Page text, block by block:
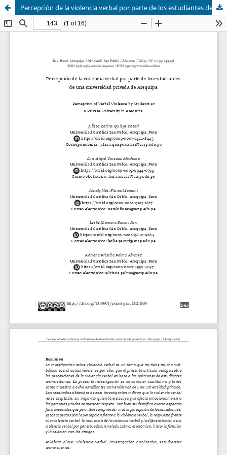
Percepción de la violencia verbal por parte de los estudiantes de una universidad privada de Arequipa